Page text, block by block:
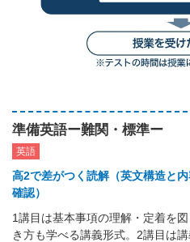
準備英語ー難関・標準ー
英語
高2で差がつく読解（英文構造と
確認）
1講目は基本事項の理解・定着を
き方も学べる講義形式。2講目は